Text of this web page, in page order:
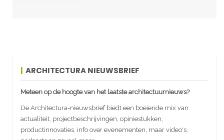
ARCHITECTURA NIEUWSBRIEF
Meteen op de hoogte van het laatste architectuurnieuws?
De Architectura-nieuwsbrief biedt een boeiende mix van
actualiteit, projectbeschrijvingen, opiniestukken,
productinnovaties, info over evenementen, maar video's,